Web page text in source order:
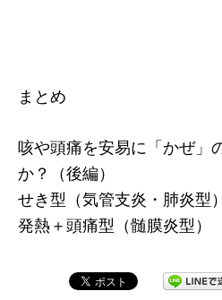
まとめ
咳や頭痛を安易に「かぜ」
か？（後編）
せき型（気管支炎・肺炎型）
発熱＋頭痛型（髄膜炎型）